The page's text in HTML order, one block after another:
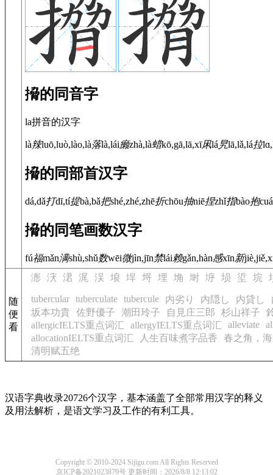
搚的同音字
la拼音的汉字
là辣luō,luò,lào,là落là,lái癞zhà,là蜡kō,gā,lā,xī凩lá 旯lā,lǎ,lá拉
搚的同部首汉字
dá,dǎ打dī,tí提bà,bǎ把shé,zhé,zhē折chōu抽niē捏zhǐ指bào抱
搚的同笔画数汉字
fú福mǎn满shù,shǔ数wēi微jìn,jīn禁lái赖gǎn,hàn感xīn新
随
便
看
浵 涋 涒 浘 洖 埌 垾 埒 埋 埆 埘 垿 埙 垽 垸
tubercular tuberculate tubercule 内劣り 内隠し 内貸し
坂本功貴
佐野優子 潮田玲子 自見庄三郎 杉山祥子
allergicIELTS重点词汇
allergyIELTS重点词汇 alleviate
allocationIELTS重点词汇
人生百味煮字品香
春之角，
清明赋五绝
汉语字典收录20726个汉字，基本涵盖了全部常用汉字的释义
及用法解析，是语文学习及工作的有利工具。
Copyright © 2010-2024 Sijigu.com All Rights Reserved
京ICP备2021023879号 更新时间：2026/8/8 12:13:02